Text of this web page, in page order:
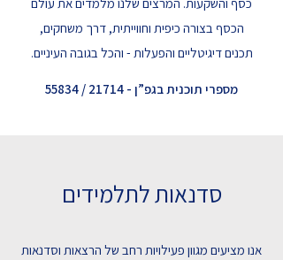
הכסף בצורה כיפית וחווייתית, דרך משחקים,
תכנים דיגיטליים והפעלות - והכל בגובה העיניים.
מספרי תוכנית בגפ”ן - 21714 / 55834
סדנאות לתלמידים
אנו מציעים מגוון פעילויות רחב של הרצאות וסדנאות